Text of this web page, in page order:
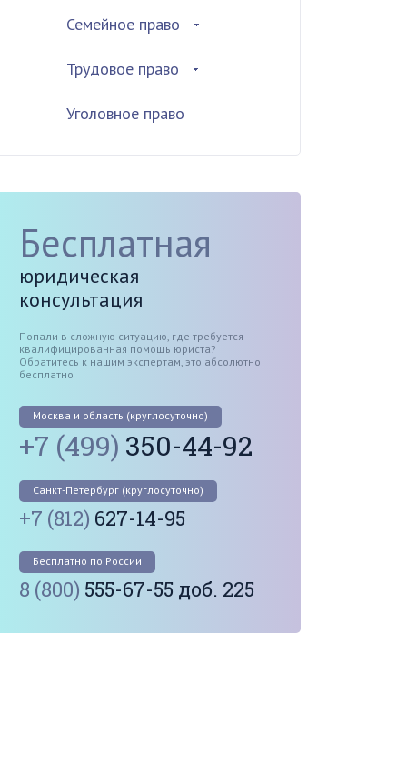
Семейное право
Трудовое право
Уголовное право
Бесплатная
юридическая
консультация
Попали в сложную ситуацию, где требуется
квалифицированная помощь юриста?
Обратитесь к нашим экспертам, это абсолютно
бесплатно
Москва и область (круглосуточно)
+7 (499) 350-44-92
Санкт-Петербург (круглосуточно)
+7 (812) 627-14-95
Бесплатно по России
8 (800) 555-67-55 доб. 225